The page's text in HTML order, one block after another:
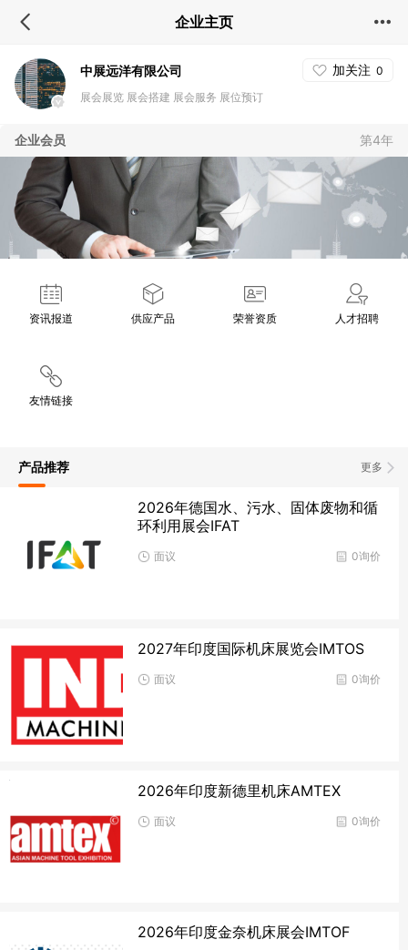
企业主页
中展远洋有限公司 加关注 0
展会展览 展会搭建 展会服务 展位预订
企业会员 第4年
资讯报道 供应产品 荣誉资质 人才招聘
友情链接
更多
产品推荐
2026年德国水、污水、固体废物和循
环利用展会IFAT
0询价
面议
2027年印度国际机床展览会IMTOS
0询价
面议
2026年印度新德里机床AMTEX
0询价
面议
2026年印度金奈机床展会IMTOF